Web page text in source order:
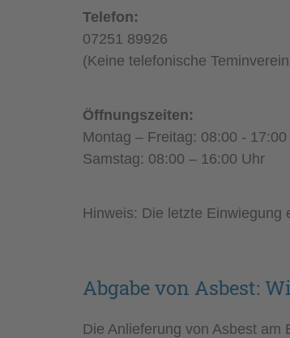
Telefon:
07251 89926
(Keine telefonische
Öffnungszeiten:
Montag – Freitag: 08:00 - 17:00
Samstag: 08:00 – 16:00 Uhr
Hinweis: Die letzte Einwiegung
Abgabe von Asbest:
Die Anlieferung von Asbest am